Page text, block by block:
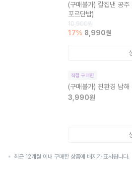
(구매불가) 칼집낸 공
포르단밤)
10,900원
17% 8,990원
직접 구매한
(구매불가) 친환경 남
3,990원
최근 12개월 이내 구매한 상품에 배지가 표시됩니다.